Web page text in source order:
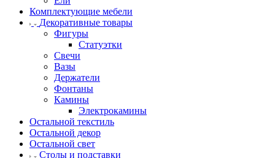
Комплектующие мебели
Декоративные товары
Фигуры
Статуэтки
Свечи
Вазы
Держатели
Фонтаны
Камины
Электрокамины
Остальной текстиль
Остальной декор
Остальной свет
Столы и подставки